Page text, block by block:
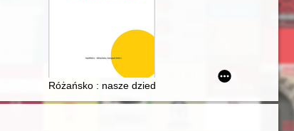
after 1945
Wojnowicz...)
ewangelickie w Leśnym Kompleksie Promocyjnym Lasy
Różańsko : nasze dziedzictwo, nasza tożsamość